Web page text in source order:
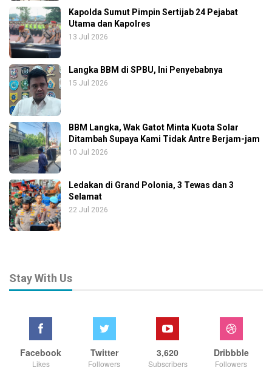
Kapolda Sumut Pimpin Sertijab 24 Pejabat
Utama dan Kapolres
13 Jul 2026
Langka BBM di SPBU, Ini Penyebabnya
15 Jul 2026
BBM Langka, Wak Gatot Minta Kuota Solar
Ditambah Supaya Kami Tidak Antre Berjam-jam
10 Jul 2026
Ledakan di Grand Polonia, 3 Tewas dan 3
Selamat
22 Jul 2026
Stay With Us
Facebook
Likes
Twitter
Followers
3,620
Subscribers
Dribbble
Followers